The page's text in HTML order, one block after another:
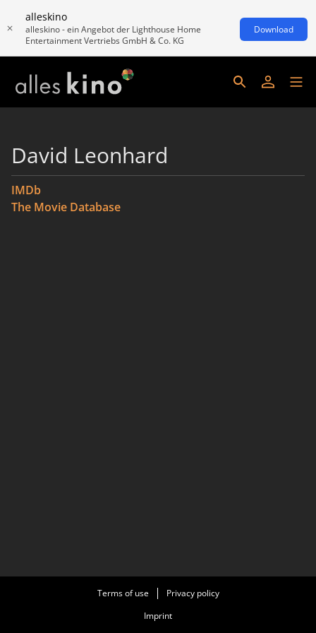
alleskino
alleskino - ein Angebot der Lighthouse Home
Entertainment Vertriebs GmbH & Co. KG
Download
David Leonhard
IMDb
The Movie Database
Terms of use
Privacy policy
Imprint